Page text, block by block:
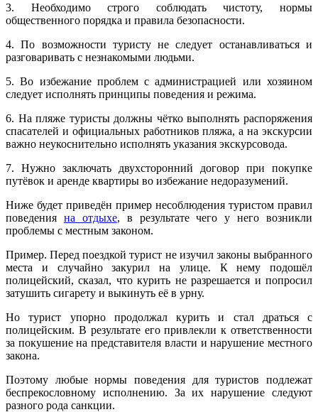
3. Необходимо строго соблюдать чистоту, нормы
общественного порядка и правила безопасности.
4. По возможности туристу не следует останавливаться и
разговаривать с незнакомыми людьми.
5. Во избежание проблем с администрацией или хозяином
следует исполнять принципы поведения и режима.
6. На пляже туристы должны чётко выполнять распоряжения
спасателей и официальных работников пляжа, а на экскурсии
важно неукоснительно исполнять указания экскурсовода.
7. Нужно заключать двухсторонний договор при покупке
путёвок и аренде квартиры во избежание недоразумений.
Ниже будет приведён пример несоблюдения туристом правил
поведения на отдыхе, в результате чего у него возникли
проблемы с местным законом.
Пример. Перед поездкой турист не изучил законы выбранного
места и случайно закурил на улице. К нему подошёл
полицейский, сказал, что курить не разрешается и попросил
затушить сигарету и выкинуть её в урну.
Но турист упорно продолжал курить и стал драться с
полицейским. В результате его привлекли к ответственности
за покушение на представителя власти и нарушение местного
закона.
Поэтому любые нормы поведения для туристов подлежат
беспрекословному исполнению. За их нарушение следуют
разного рода санкции.